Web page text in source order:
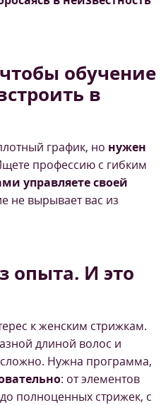
обучение
в
график, но нужен
профессию с гибким
управляете своей
не вырывает вас из
опыта. И это
к женским стрижкам.
длиной волос и
Нужна программа,
: от элементов
полноценных стрижек, с